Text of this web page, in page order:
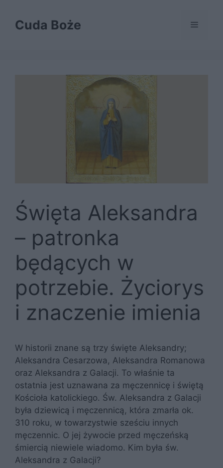
treściCuda Boże Menu
Święta Aleksandra
– patronka
będących w
potrzebie. Życiorys
i znaczenie imienia
W historii znane są trzy święte Aleksandry;
Aleksandra Cesarzowa, Aleksandra Romanowa
oraz Aleksandra z Galacji. To właśnie ta
ostatnia jest uznawana za męczennicę i świętą
Kościoła katolickiego. Św. Aleksandra z Galacji
była dziewicą i męczennicą, która zmarła ok.
310 roku, w towarzystwie sześciu innych
męczennic. O jej żywocie przed męczeńską
śmiercią niewiele wiadomo. Kim była św.
Aleksandra z Galacji?